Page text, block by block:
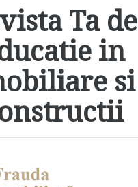
Ta de
in
si